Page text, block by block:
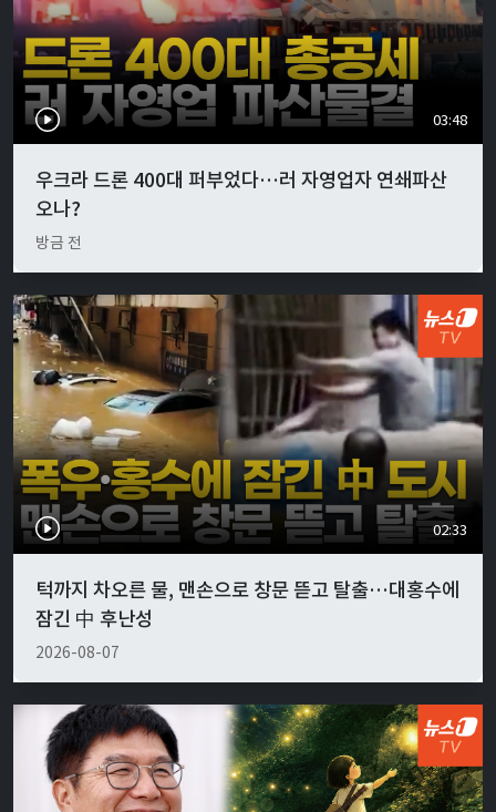
03:48
우크라 드론 400대 퍼부었다…러 자영업자 연쇄파산
오나?
방금 전
02:33
턱까지 차오른 물, 맨손으로 창문 뜯고 탈출…대홍수에
잠긴 中 후난성
2026-08-07